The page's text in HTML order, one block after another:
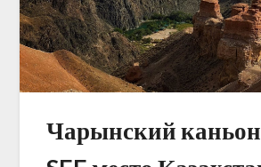
Чарынский